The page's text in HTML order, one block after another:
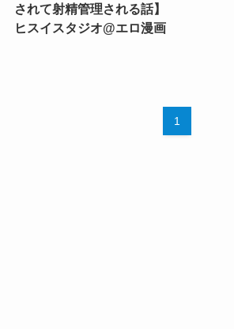
されて射精管理される話】
ヒスイスタジオ@エロ漫画
1